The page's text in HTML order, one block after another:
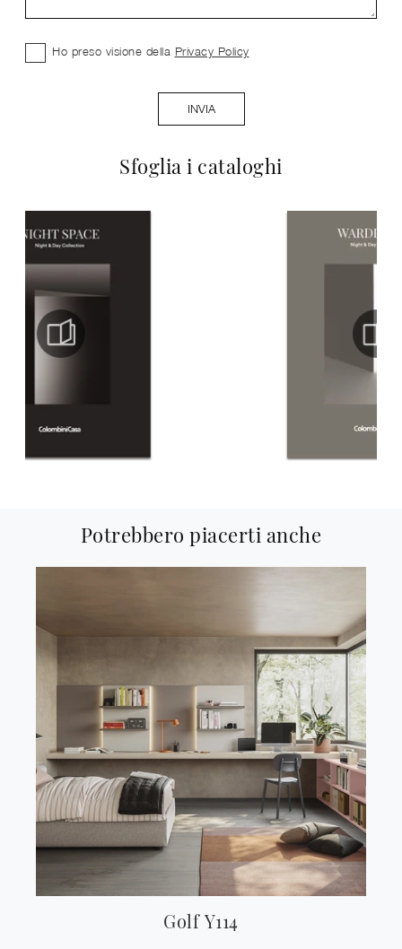
Sfoglia i cataloghi
Ho preso visione della Privacy Policy
INVIA
Potrebbero piacerti anche
Golf Y114